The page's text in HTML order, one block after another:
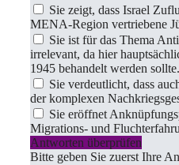
Sie zeigt, dass Israel
MENA-Region vertriebene
Sie ist für das Thema
irrelevant, da hier
1945 behandelt werden sollte.
Sie verdeutlicht, dass
der komplexen
Sie eröffnet
Migrations- und
Antworten überprüfen
Bitte geben Sie zuerst Ihre